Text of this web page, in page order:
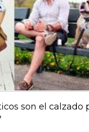
son el calzado